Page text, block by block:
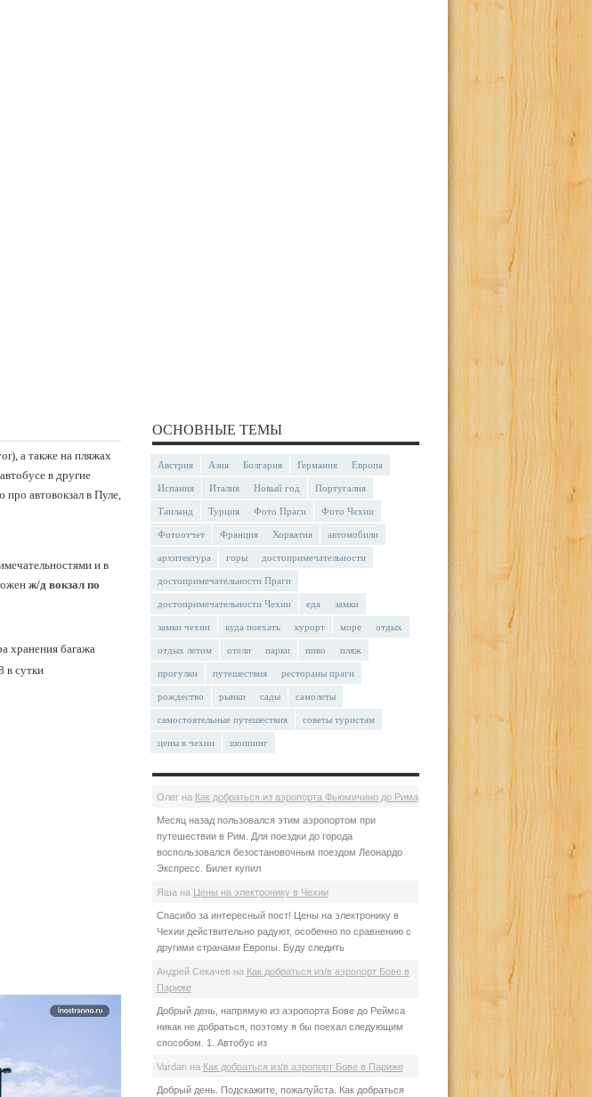
а также на пляжах
в другие
автовокзал в Пуле,
и в
ж/д вокзал по
хранения багажа
в сутки
ОСНОВНЫЕ ТЕМЫ
Австрия Азия Болгария Германия Европа
Испания Италия Новый год Португалия
Таиланд Турция Фото Праги Фото Чехии
Фотоотчет Франция Хорватия автомобили
архитектура горы достопримечательности
достопримечательности Праги
достопримечательности Чехии еда замки
замки чехии куда поехать курорт море отдых
отдых летом отели парки пиво пляж
прогулки путешествия рестораны праги
рождество рынки сады самолеты
самостоятельные путешествия советы туристам
цены в чехии шоппинг
Олегна Как добраться из аэропорта Фьюмичино до Рима
Месяц назад пользовался этим аэропортом при
путешествии в Рим. Для поездки до города
воспользовался безостановочным поездом Леонардо
Экспресс. Билет купил
Яша на Цены на электронику в Чехии
Спасибо за интересный пост! Цены на электронику в
Чехии действительно радуют, особенно по сравнению с
другими странами Европы. Буду следить
Андрей Секачев на Как добраться из/в аэропорт Бове в
Париже
Добрый день, напрямую из аэропорта Бове до Реймса
никак не добраться, поэтому я бы поехал следующим
способом. 1. Автобус из
Vardanна Как добраться из/в аэропорт Бове в Париже
Добрый день. Подскажите, пожалуйста. Как добраться